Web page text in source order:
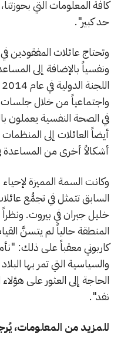
كافة المعلومات التي
حد كبير".
وتحتاج عائلات المفقودين
ونفسياً بالإضافة إلى
واجتماعياً من خلال جلسات
في الصحة النفسية يعملون
أيضاً العائلات إلى
أشكالاً أخرى من المساعدة
وكانت السمة المميزة
السابق تتمثل في تجمُّع
خليل جبران في بيروت.
المنطقة حالياً لم يتسنَّ
كاربوني معقباً على ذلك:
والسياسية التي تمر بها
الحاجة إلى العثور على
نفد".
للمزيد من المعلومات،